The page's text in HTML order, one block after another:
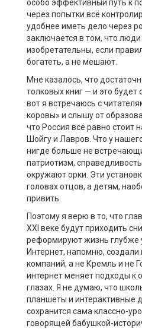
особо эффективный путь к
через попытки всё
удобнее иметь дело через
заключается в том, что
изобретательны, если
богатеть, а не мешают.
Мне казалось, что
толковых книг — и это
вот я встречаюсь с
коровы» и слышу от
что Россия всё равно стоит
Шойгу и Лавров. Что у
нигде больше не
патриотизм,
окружают орки. Эти
головах отцов, а детям,
привить.
Поэтому я верю в то, что
XXI веке будут приходить
реформируют жизнь глубже
Интернет, напомню,
компаний, а не Кремль и не
интернет меняет подходы к
глазах. Я не думаю, что
планшеты и интерактивные
сохранится сама классно-
говорящей бабушкой-